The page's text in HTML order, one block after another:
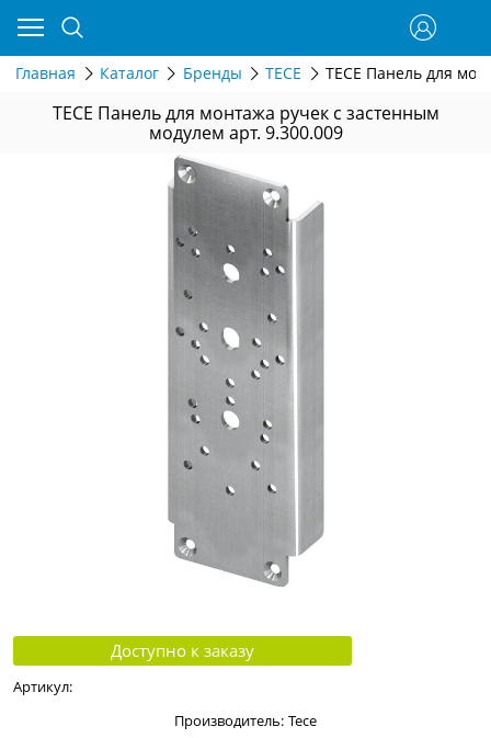
Главная Каталог Бренды TECE TECE Панель для
TECE Панель для монтажа ручек с застенным
модулем арт. 9.300.009
Доступно к заказу
Артикул:
Производитель: Tece